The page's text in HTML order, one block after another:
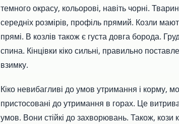
темного окрасу, кольорові, навіть чорні.
середніх розмірів, профіль прямий. Козли
прямі. В козлів також є густа довга борода.
спина. Кінцівки кіко сильні, правильно
взимку.
Кіко невибагливі до умов утримання і корму,
пристосовані до утримання в горах. Це
умов. Вони стійкі до захворювань. Також, кози